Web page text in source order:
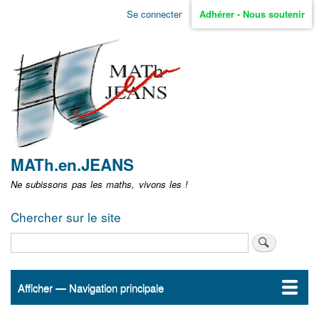
Aller
non
identifié
Se connecter Adhérer - Nous soutenir
MATh.en.JEANS
Ne subissons pas les maths, vivons les !
Chercher sur le site
Navigation
Afficher — Navigation principale